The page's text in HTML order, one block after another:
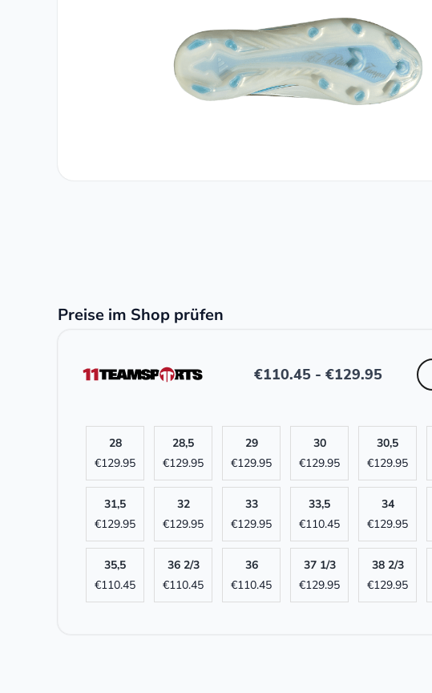
Preise im Shop prüfen
€110.45 - €129.95
28
€129.95
28,5
€129.95
29
€129.95
30
€129.95
30,5
€129.95
31,5
€129.95
32
€129.95
33
€129.95
33,5
€110.45
34
€129.95
35,5
€110.45
36 2/3
€110.45
36
€110.45
37 1/3
€129.95
38 2/3
€129.95